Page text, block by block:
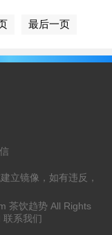
最后一页
立镜像，如有违反，
茶饮趋势 All Rights
联系我们